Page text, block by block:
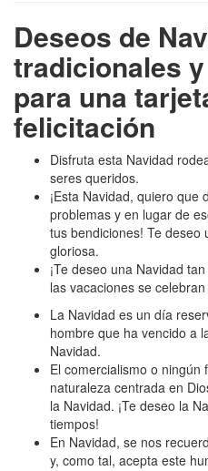
Deseos de
tradicionales
para una
felicitación
Disfruta esta Navidad
seres queridos.
¡Esta Navidad, quiero que
problemas y en lugar de
tus bendiciones! Te deseo
gloriosa.
¡Te deseo una Navidad
las vacaciones se
La Navidad es un día
hombre que ha vencido a
Navidad.
El comercialismo o
naturaleza centrada en
la Navidad. ¡Te deseo la
tiempos!
En Navidad, se nos
y, como tal, acepta este